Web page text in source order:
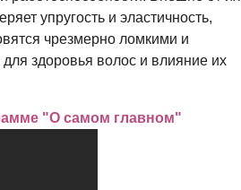
упругость и эластичность,
чрезмерно ломкими и
здоровья волос и влияние их
"О самом главном"